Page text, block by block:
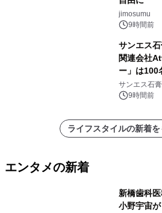
jimosumu
9時間前
サンエス
関連会社
ー」は100
れました。
サンエス石
9時間前
ライフスタイルの新着
エンタメの新着
新橋歯科
小野宇宙が